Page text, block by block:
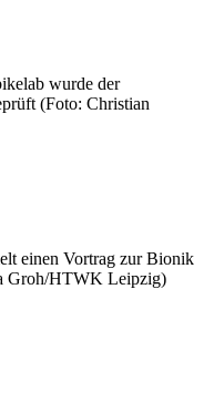
wurde der
(Foto: Christian
einen Vortrag zur Bionik
Groh/HTWK Leipzig)